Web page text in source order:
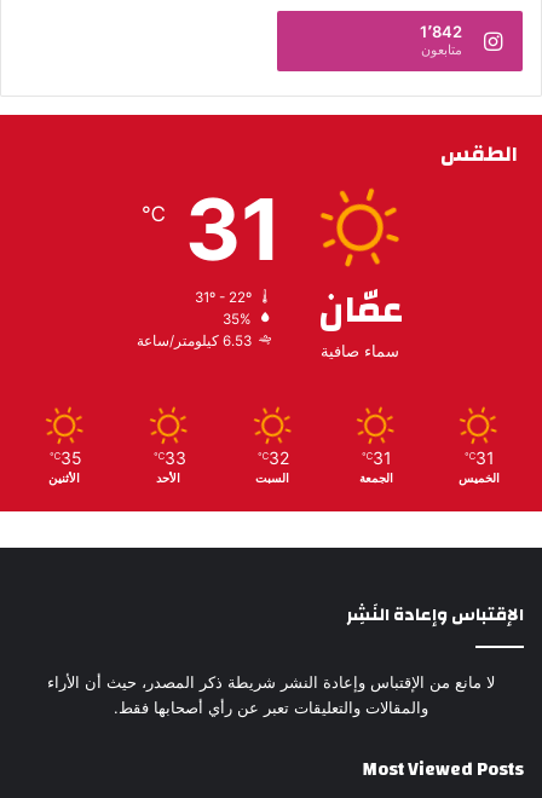
1٬842
متابعون
الطقس
عمّان
سماء صافية
31
℃
35%
6.53 كيلومتر/ساعة
31
℃
الخميس
31
℃
الجمعة
32
℃
السبت
33
℃
الأحد
35
℃
الأثنين
الإقتباس وإعادة النَشِر
لا مانع من الإقتباس وإعادة النشر شريطة ذكر المصدر، حيث أن الأراء
والمقالات والتعليقات تعبر عن رأي أصحابها فقط.
Most Viewed Posts